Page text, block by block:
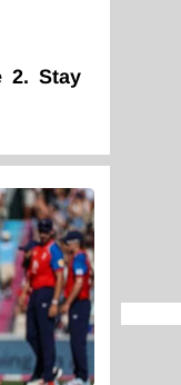
2. Stay